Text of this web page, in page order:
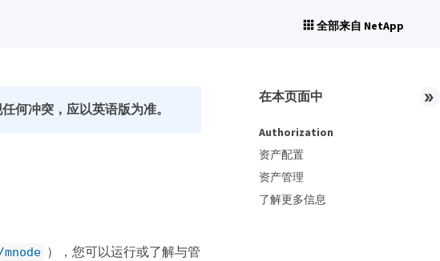
全部来自 NetApp
何冲突，应以英语版为准。
），您可以运行或了解与管
在本页面中
Authorization
资产配置
资产管理
了解更多信息